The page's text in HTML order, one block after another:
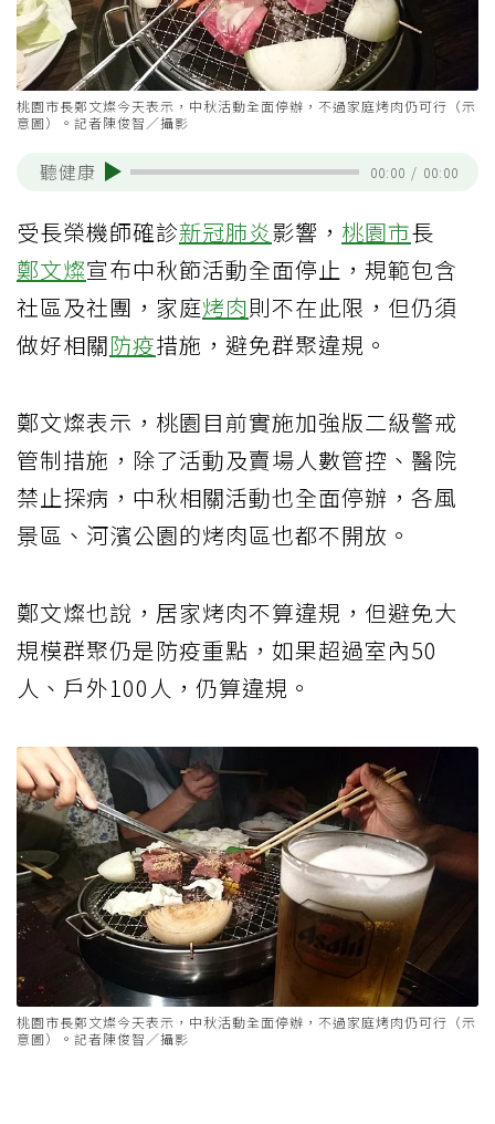
桃園市長鄭文燦今天表示，中秋活動全面停辦，不過家庭烤肉仍可行（示
意圖）。記者陳俊智／攝影
聽健康 00:00 / 00:00
受長榮機師確診新冠肺炎影響， 桃園市長
鄭文燦宣布中秋節活動全面停止，規範包含
社區及社團，家庭烤肉則不在此限，但仍須
做好相關防疫措施，避免群聚違規。
鄭文燦表示，桃園目前實施加強版二級警戒
管制措施，除了活動及賣場人數管控、醫院
禁止探病，中秋相關活動也全面停辦，各風
景區、河濱公園的烤肉區也都不開放。
鄭文燦也說，居家烤肉不算違規，但避免大
規模群聚仍是防疫重點，如果超過室內50
人、戶外100人，仍算違規。
桃園市長鄭文燦今天表示，中秋活動全面停辦，不過家庭烤肉仍可行（示
意圖）。記者陳俊智／攝影